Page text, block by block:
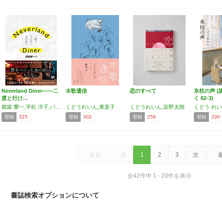
Neverland Diner――二
度と行け…
登録 325
水歌通信
くどうれいん,東直子
登録 302
恋のすべて
くどうれいん,染野太朗
登録 259
氷柱の声 (
く 82-3)
くどう れ
登録 200
最初 前 1 2 3 次
全42件中 1 - 20件を表示
書誌検索オプションについて